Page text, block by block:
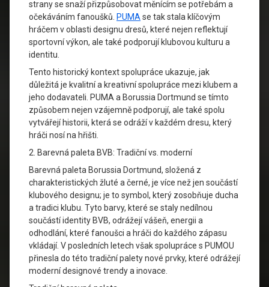
strany se snaží přizpůsobovat měnícím se potřebám a
očekáváním fanoušků. PUMA se tak stala klíčovým
hráčem v oblasti designu dresů, které nejen reflektují
sportovní výkon, ale také podporují klubovou kulturu a
identitu.
Tento historický kontext spolupráce ukazuje, jak
důležitá je kvalitní a kreativní spolupráce mezi klubem a
jeho dodavateli. PUMA a Borussia Dortmund se tímto
způsobem nejen vzájemně podporují, ale také spolu
vytvářejí historii, která se odráží v každém dresu, který
hráči nosí na hřišti.
2. Barevná paleta BVB: Tradiční vs. moderní
Barevná paleta Borussia Dortmund, složená z
charakteristických žluté a černé, je více než jen součástí
klubového designu; je to symbol, který zosobňuje ducha
a tradici klubu. Tyto barvy, které se staly nedílnou
součástí identity BVB, odrážejí vášeň, energii a
odhodlání, které fanoušci a hráči do každého zápasu
vkládají. V posledních letech však spolupráce s PUMOU
přinesla do této tradiční palety nové prvky, které odrážejí
moderní designové trendy a inovace.